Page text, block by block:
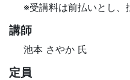
※受講料は前払いとし、
講師
池本 さやか 氏
定員